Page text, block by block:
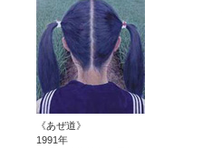
《あぜ道》
1991年